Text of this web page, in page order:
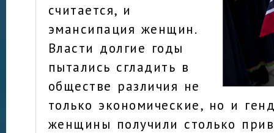
считается, и
эмансипация женщин.
Власти долгие годы
пытались сгладить в
обществе различия не
только экономические, но и
женщины получили столько